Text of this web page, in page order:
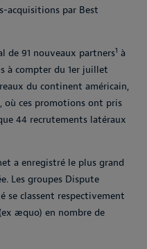
acquisitions par Best
de 91 nouveaux partners1 à
à compter du 1er juillet
du continent américain,
où ces promotions ont pris
44 recrutements latéraux
a enregistré le plus grand
Les groupes Dispute
se classent respectivement
æquo) en nombre de